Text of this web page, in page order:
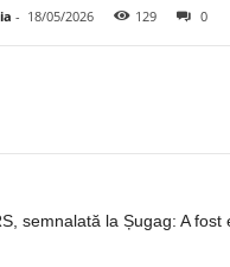
- 18/05/2026 129 0
semnalată la Șugag: A